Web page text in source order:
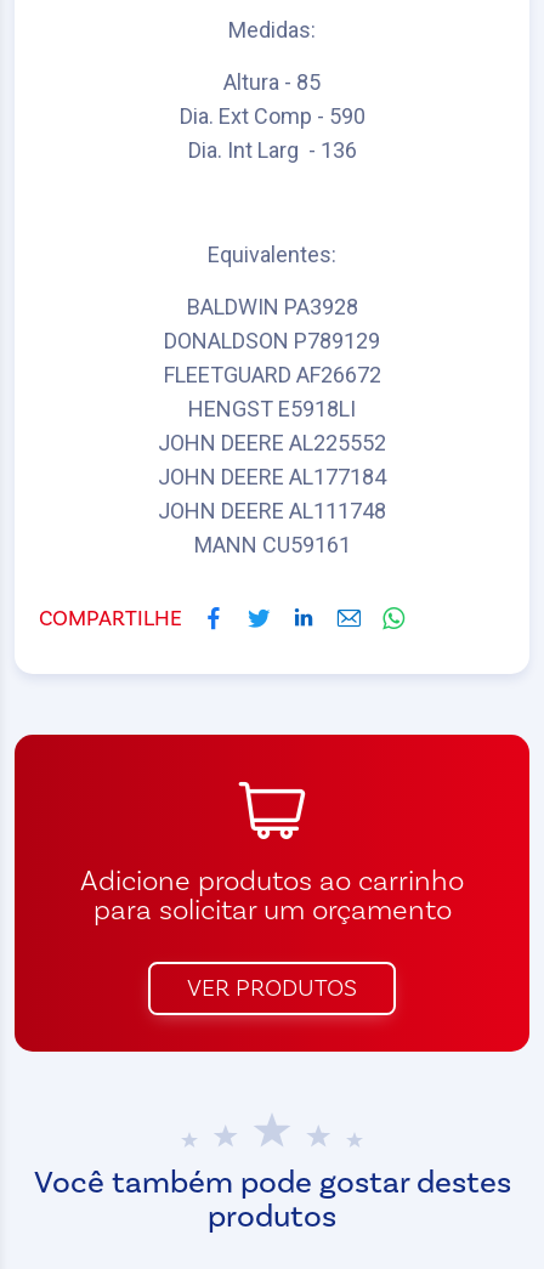
Medidas:
Altura - 85
Dia. Ext Comp - 590
Dia. Int Larg - 136
Equivalentes:
BALDWIN PA3928
DONALDSON P789129
FLEETGUARD AF26672
HENGST E5918LI
JOHN DEERE AL225552
JOHN DEERE AL177184
JOHN DEERE AL111748
MANN CU59161
COMPARTILHE
Adicione produtos ao carrinho
para solicitar um orçamento
VER PRODUTOS
Você também pode gostar destes
produtos